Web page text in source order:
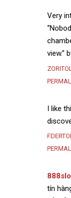
Very
view.”
I like
tín